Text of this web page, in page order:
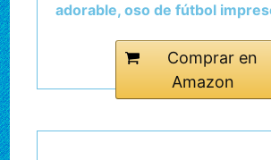
adorable, oso de fútbol
cachorros S
Comprar en
Amazon